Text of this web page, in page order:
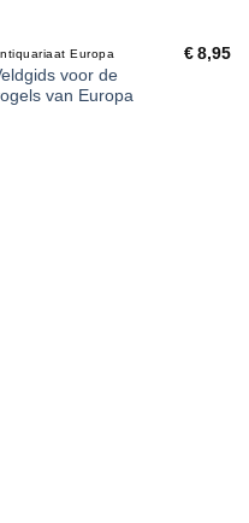
Europa
voor de
van Europa
€ 8,95